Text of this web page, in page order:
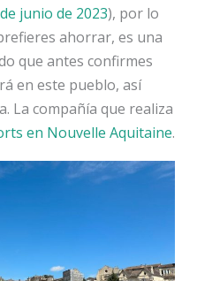
junio de 2023), por lo
ahorrar, es una
que antes confirmes
en este pueblo, así
La compañía que realiza
en Nouvelle Aquitaine.